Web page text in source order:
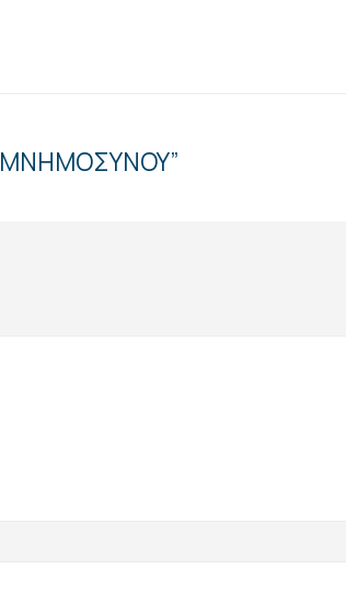
ΜΝΗΜΟΣΥΝΟΥ”